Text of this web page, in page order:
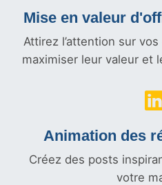
Mise en valeur
Attirez l’attention sur
maximiser leur valeur et
Animation des
Créez des posts
votre